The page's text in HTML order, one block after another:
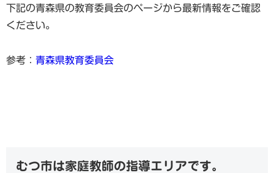
下記の青森県の教育委員会のページから最新情報をご確認
ください。
参考： 青森県教育委員会
むつ市は家庭教師の指導エリアです。